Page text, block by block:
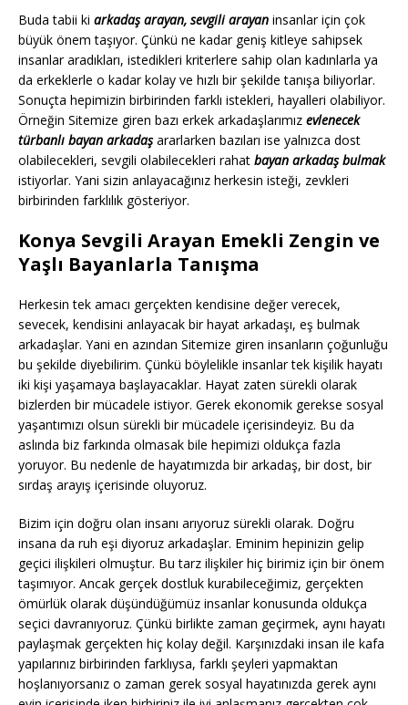
Buda tabii ki arkadaş arayan, sevgili arayan insanlar için çok
büyük önem taşıyor. Çünkü ne kadar geniş kitleye sahipsek
insanlar aradıkları, istedikleri kriterlere sahip olan kadınlarla ya
da erkeklerle o kadar kolay ve hızlı bir şekilde tanışa biliyorlar.
Sonuçta hepimizin birbirinden farklı istekleri, hayalleri olabiliyor.
Örneğin Sitemize giren bazı erkek arkadaşlarımız evlenecek
türbanlı bayan arkadaşararlarken bazıları ise yalnızca dost
olabilecekleri, sevgili olabilecekleri rahat bayan arkadaş bulmak
istiyorlar. Yani sizin anlayacağınız herkesin isteği, zevkleri
birbirinden farklılık gösteriyor.
Konya Sevgili Arayan Emekli Zengin ve
Yaşlı Bayanlarla Tanışma
Herkesin tek amacı gerçekten kendisine değer verecek,
sevecek, kendisini anlayacak bir hayat arkadaşı, eş bulmak
arkadaşlar. Yani en azından Sitemize giren insanların çoğunluğu
bu şekilde diyebilirim. Çünkü böylelikle insanlar tek kişilik hayatı
iki kişi yaşamaya başlayacaklar. Hayat zaten sürekli olarak
bizlerden bir mücadele istiyor. Gerek ekonomik gerekse sosyal
yaşantımızı olsun sürekli bir mücadele içerisindeyiz. Bu da
aslında biz farkında olmasak bile hepimizi oldukça fazla
yoruyor. Bu nedenle de hayatımızda bir arkadaş, bir dost, bir
sırdaş arayış içerisinde oluyoruz.
Bizim için doğru olan insanı arıyoruz sürekli olarak. Doğru
insana da ruh eşi diyoruz arkadaşlar. Eminim hepinizin gelip
geçici ilişkileri olmuştur. Bu tarz ilişkiler hiç birimiz için bir önem
taşımıyor. Ancak gerçek dostluk kurabileceğimiz, gerçekten
ömürlük olarak düşündüğümüz insanlar konusunda oldukça
seçici davranıyoruz. Çünkü birlikte zaman geçirmek, aynı hayatı
paylaşmak gerçekten hiç kolay değil. Karşınızdaki insan ile kafa
yapılarınız birbirinden farklıysa, farklı şeyleri yapmaktan
hoşlanıyorsanız o zaman gerek sosyal hayatınızda gerek aynı